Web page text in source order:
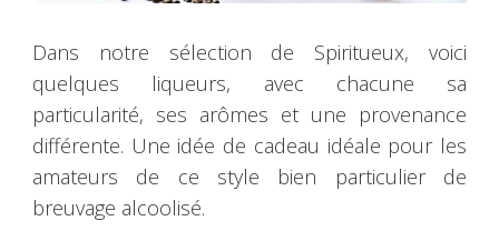
Dans notre sélection de Spiritueux, voici
quelques liqueurs, avec chacune sa
particularité, ses arômes et une provenance
différente. Une idée de cadeau idéale pour les
amateurs de ce style bien particulier de
breuvage alcoolisé.